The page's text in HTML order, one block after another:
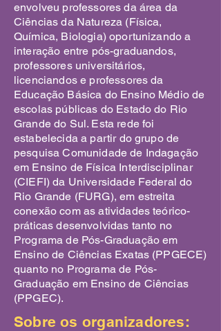
envolveu professores da área da
Ciências da Natureza (Física,
Química, Biologia) oportunizando a
interação entre pós-graduandos,
professores universitários,
licenciandos e professores da
Educação Básica do Ensino Médio de
escolas públicas do Estado do Rio
Grande do Sul. Esta rede foi
estabelecida a partir do grupo de
pesquisa Comunidade de Indagação
em Ensino de Física Interdisciplinar
(CIEFI) da Universidade Federal do
Rio Grande (FURG), em estreita
conexão com as atividades teórico-
práticas desenvolvidas tanto no
Programa de Pós-Graduação em
Ensino de Ciências Exatas (PPGECE)
quanto no Programa de Pós-
Graduação em Ensino de Ciências
(PPGEC).
Sobre os organizadores: